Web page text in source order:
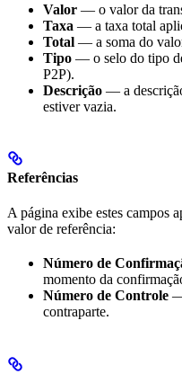
Valor — o valor da
Taxa — a taxa total
Total — a soma do
Tipo — o selo do tipo
P2P).
Descrição — a
estiver vazia.
Referências
A página exibe estes campos
valor de referência:
Número de
momento da
Número de Controle —
contraparte.